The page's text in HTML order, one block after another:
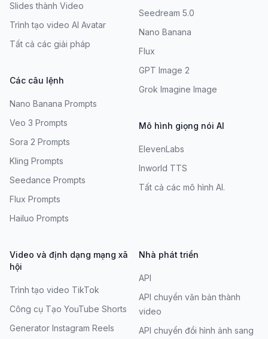
Slides thành Video
Trình tạo video AI Avatar
Tất cả các giải pháp
Các câu lệnh
Nano Banana Prompts
Veo 3 Prompts
Sora 2 Prompts
Kling Prompts
Seedance Prompts
Flux Prompts
Hailuo Prompts
Seedream 5.0
Nano Banana
Flux
GPT Image 2
Grok Imagine Image
Mô hình giọng nói AI
ElevenLabs
Inworld TTS
Tất cả các mô hình AI.
Video và định dạng mạng xã
hội
Trình tạo video TikTok
Công cụ Tạo YouTube Shorts
Generator Instagram Reels
Nhà phát triển
API
API chuyển văn bản thành
video
API chuyển đổi hình ảnh sang